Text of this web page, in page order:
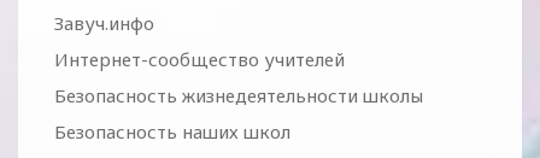
Завуч.инфо
Интернет-сообщество учителей
Безопасность жизнедеятельности школы
Безопасность наших школ